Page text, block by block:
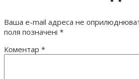
Ваша e-mail адреса не
поля позначені *
Коментар *